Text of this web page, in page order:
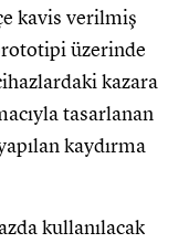
kavis verilmiş
üzerinde
kazara
tasarlanan
kaydırma
kullanılacak